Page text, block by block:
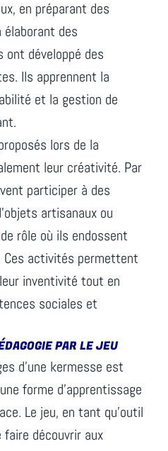
en préparant des
des
développé des
Ils apprennent la
et la gestion de
lors de la
leur créativité. Par
participer à des
artisanaux ou
rôle où ils endossent
Ces activités permettent
inventivité tout en
sociales et
PAR LE JEU
d'une kermesse est
forme d'apprentissage
Le jeu, en tant qu'outil
faire découvrir aux